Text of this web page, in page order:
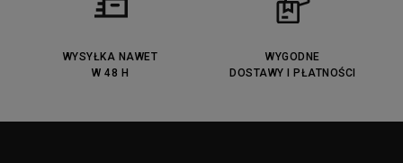
WYSYŁKA NAWET
W 48 H
WYGODNE
DOSTAWY I PŁATNOŚCI